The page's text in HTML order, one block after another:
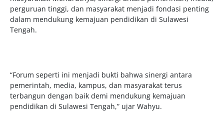
perguruan tinggi, dan masyarakat menjadi fondasi penting
dalam mendukung kemajuan pendidikan di Sulawesi
Tengah.
“Forum seperti ini menjadi bukti bahwa sinergi antara
pemerintah, media, kampus, dan masyarakat terus
terbangun dengan baik demi mendukung kemajuan
pendidikan di Sulawesi Tengah,” ujar Wahyu.